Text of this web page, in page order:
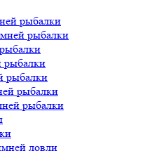
рыбалки
рыбалки
рыбалки
рыбалки
рыбалки
рыбалки
ловли